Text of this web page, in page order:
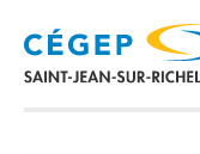
contenu
principal